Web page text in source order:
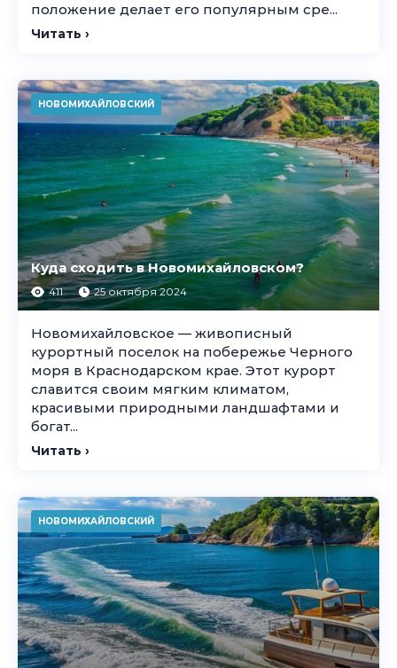
положение делает его популярным сре...
Читать ›
НОВОМИХАЙЛОВСКИЙ
Куда сходить в Новомихайловском?
411 25 октября 2024
Новомихайловское — живописный
курортный поселок на побережье Черного
моря в Краснодарском крае. Этот курорт
славится своим мягким климатом,
красивыми природными ландшафтами и
богат...
Читать ›
НОВОМИХАЙЛОВСКИЙ